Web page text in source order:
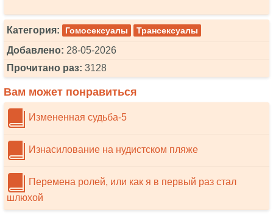
Категория: Гомосексуалы Трансексуалы
Добавлено: 28-05-2026
Прочитано раз: 3128
Вам может понравиться
Измененная судьба-5
Изнасилование на нудистском пляже
Перемена ролей, или как я в первый раз стал
шлюхой